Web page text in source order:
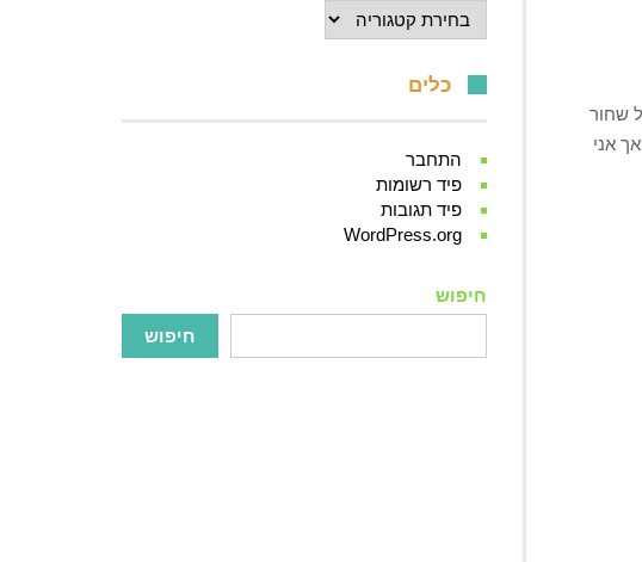
שחור
אך אני
קטגוריות
כלים
התחבר
פיד רשומות
פיד תגובות
WordPress.org
חיפוש
חיפוש